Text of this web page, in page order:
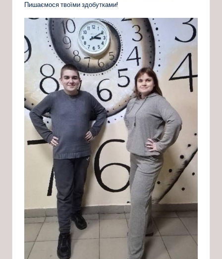
Пишаємося твоїми здобутками!